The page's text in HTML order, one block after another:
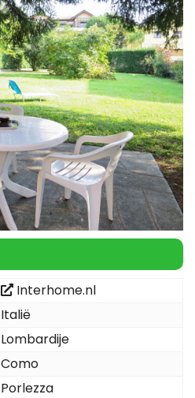
Interhome.nl
Italië
Lombardije
Como
Porlezza